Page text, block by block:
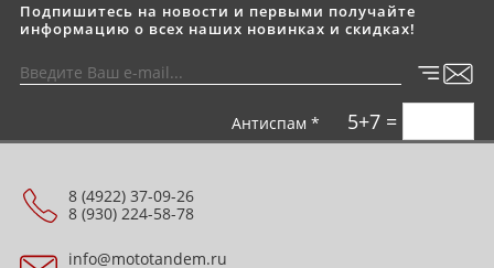
Подпишитесь на новости и первыми получайте
информацию о всех наших новинках и скидках!
Антиспам * 5+7 =
8 (4922) 37-09-26
8 (930) 224-58-78
info@mototandem.ru